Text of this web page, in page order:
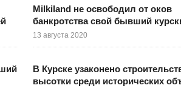
Milkiland не освободил от оков
банкротства свой бывший
13 августа 2020
В Курске узаконено
высотки среди исторических